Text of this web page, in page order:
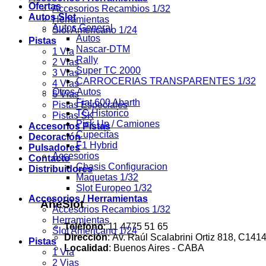
Accesorios Recambios 1/32
Herramientas
Slot Americano 1/24
Pistas
1 Via
2 Vias
3 Vias
4 Vias
6 Vias
Pistas Especiales
Pistas SK
Accesorios Pistas
Decoración
Pulsadores
Contacto
Distribuidores
AñeSlot
Teléfono: 11 4775 51 65
Dirección: Av. Raúl Scalabrini Ortiz 818,
Localidad : Buenos Aires - CABA
Ofertas
Autos Slot
Autos General
Autos
Nascar-DTM
Rally
Super TC 2000
CARROCERIAS TRANSPARENTES 1/32
Otros Autos
Fiat 600 Abarth
TC Historico
Pick Up / Camiones
Cupecitas
F1 Hybrid
Accesorios
Chasis Configuracion
Maquetas 1/32
Slot Europeo 1/32
Accesorios / Herramientas
Accesorios Recambios 1/32
Herramientas
Slot Americano 1/24
Pistas
1 Via
2 Vias